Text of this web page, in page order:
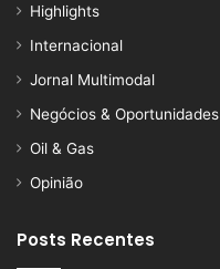
Highlights
Internacional
Jornal Multimodal
Negócios & Oportunidades
Oil & Gas
Opinião
Posts Recentes